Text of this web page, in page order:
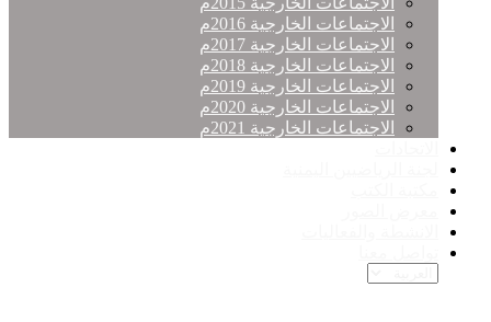
الاجتماعات الخارجية 2016م
الاجتماعات الخارجية 2017م
الاجتماعات الخارجية 2018م
الاجتماعات الخارجية 2019م
الاجتماعات الخارجية 2020م
الاجتماعات الخارجية 2021م